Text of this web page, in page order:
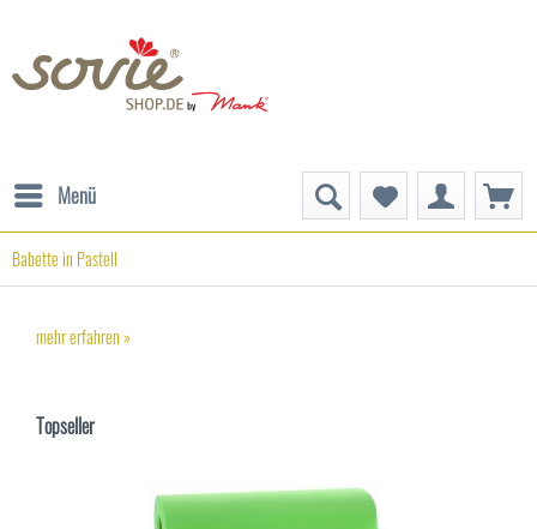
Menü
Babette in Pastell
mehr erfahren »
Topseller